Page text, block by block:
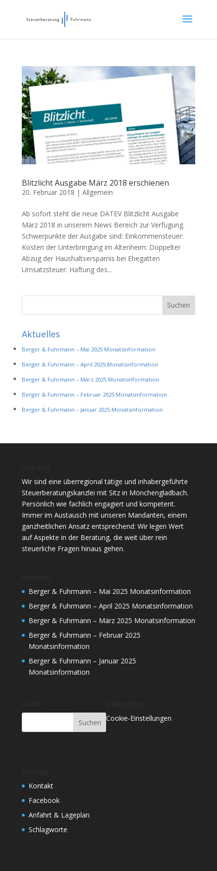
Blitzlicht Ausgabe März 2018 erschienen
20. Februar 2018 | Allgemein
Ab sofort steht die neue DATEV Blitzlicht Ausgabe
März 2018 in unserem News Bereich zur Verfügung.
Schwerpunkte der Ausgabe sind: Einkommensteuer:
Kosten der Unterbringung im Altenheim: Doppelter
Abzug der Haushaltsersparnis bei Ehegatten
Umsatzsteuer: Haftung des...
Aktuelles
Berger & Fuhrmann – Mai 2025 Monatsinformation
Berger & Fuhrmann – April 2025 Monatsinformation
Berger & Fuhrmann – März 2025 Monatsinformation
Berger & Fuhrmann – Februar 2025 Monatsinformation
Berger & Fuhrmann – Januar 2025 Monatsinformation
Wir sind eine überregional tätige und inhabergeführte
Steuerberatungskanzlei mit Sitz in Mönchengladbach.
Persönlich wie fachlich engagiert und kompetent.
Immer im Austausch mit unseren Mandanten, einem
ganzheitlichen Ansatz entsprechend: Wir legen Wert
auf Aspekte in der Beratung, die weit über rein
steuerliche Fragen hinaus gehen.
Berger & Fuhrmann – Mai 2025 Monatsinformation
Berger & Fuhrmann – April 2025 Monatsinformation
Berger & Fuhrmann – März 2025 Monatsinformation
Berger & Fuhrmann – Februar 2025
Monatsinformation
Berger & Fuhrmann – Januar 2025
Monatsinformation
Cookie-Einstellungen
Kontakt
Facebook
Anfahrt & Lageplan
Schlagworte